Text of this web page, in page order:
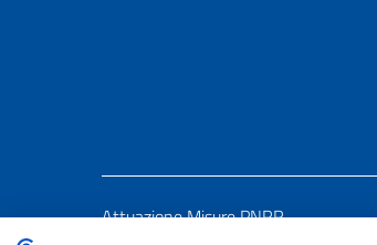
Attuazione Misure PNRR